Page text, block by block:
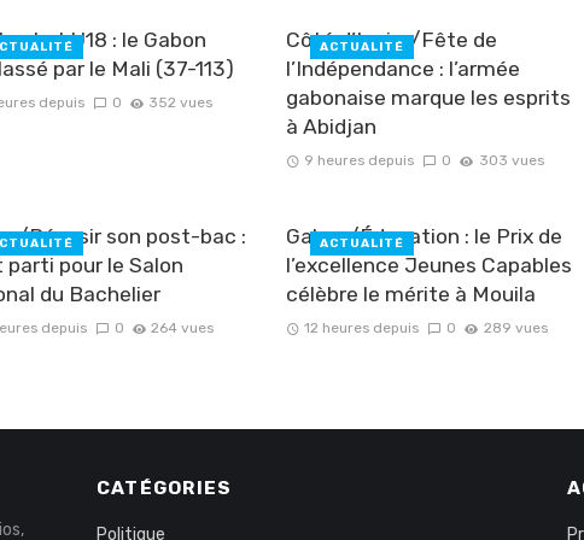
U18 : le Gabon
par le Mali (37-113)
depuis 0 352 vues
Côté d’Ivoire/Fête de
l’Indépendance : l’armée
gabonaise marque les esprits
à Abidjan
9 heures depuis 0 303 vues
ACTUALITÉ
Réussir son post-bac :
parti pour le Salon
du Bachelier
depuis 0 264 vues
Gabon/Éducation : le Prix de
l’excellence Jeunes Capables
célèbre le mérite à Mouila
12 heures depuis 0 289 vues
ACTUALITÉ
CATÉGORIES
Politique